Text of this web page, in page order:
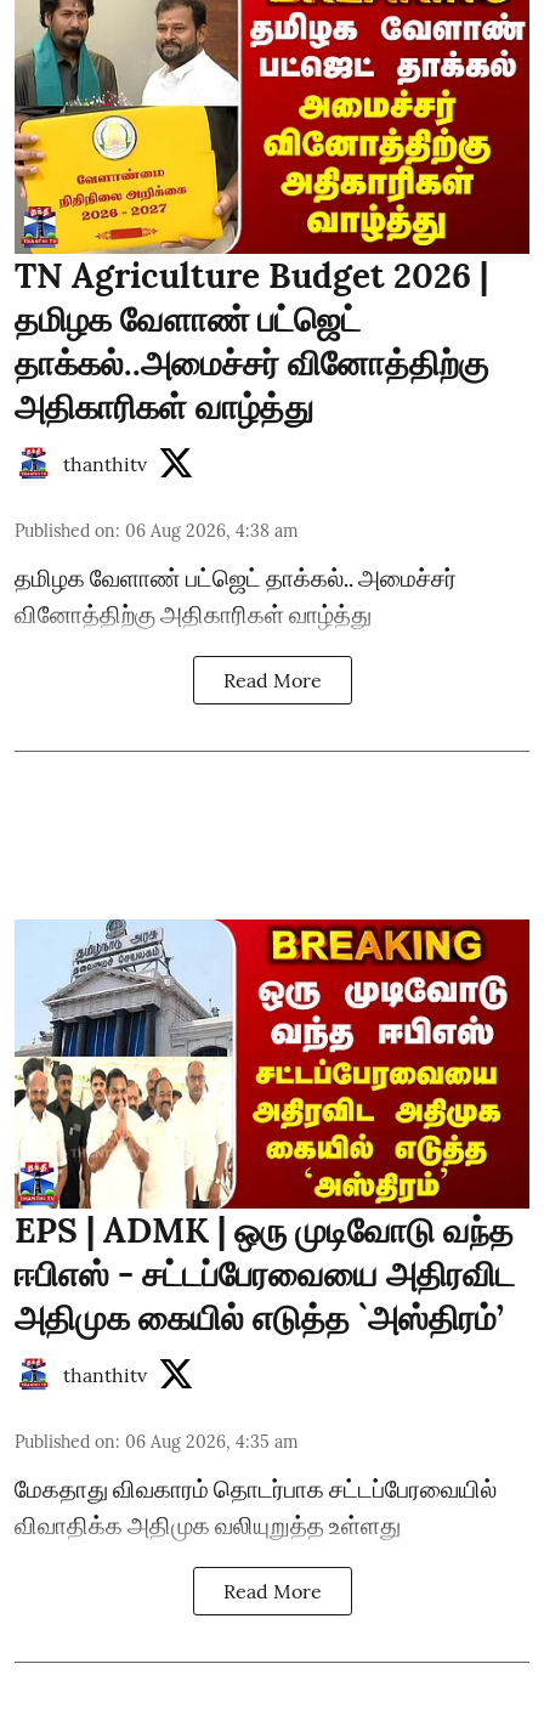
TN Agriculture Budget 2026 |
தமிழக வேளாண் பட்ஜெட்
தாக்கல்..அமைச்சர் வினோத்திற்கு
அதிகாரிகள் வாழ்த்து
thanthitv
Published on: 06 Aug 2026, 4:38 am
தமிழக வேளாண் பட்ஜெட் தாக்கல்.. அமைச்சர்
வினோத்திற்கு அதிகாரிகள் வாழ்த்து
Read More
EPS | ADMK | ஒரு முடிவோடு வந்த
ஈபிஎஸ் - சட்டப்பேரவையை அதிரவிட
அதிமுக கையில் எடுத்த `அஸ்திரம்’
thanthitv
Published on: 06 Aug 2026, 4:35 am
மேகதாது விவகாரம் தொடர்பாக சட்டப்பேரவையில்
விவாதிக்க அதிமுக வலியுறுத்த உள்ளது
Read More